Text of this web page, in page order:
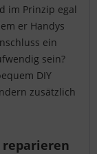
im Prinzip egal
er Handys
ein
sein?
DIY
zusätzlich
reparieren